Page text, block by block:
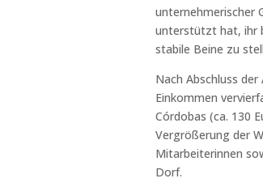
unternehmerischer
unterstützt hat, ihr
stabile Beine zu
Nach Abschluss
Einkommen
Córdobas (ca. 130
Vergrößerung der
Mitarbeiterinnen
Dorf.